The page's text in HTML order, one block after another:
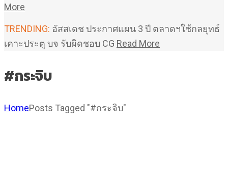
More
TRENDING: อัสสเดช ประกาศแผน 3 ปี ตลาดฯใช้กลยุทธ์
เคาะประตู บจ รับผิดชอบ CG Read More
#กระจิบ
HomePosts Tagged "#กระจิบ"